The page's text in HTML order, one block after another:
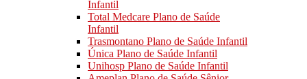
Infantil
Total Medcare Plano de Saúde
Infantil
Trasmontano Plano de Saúde Infantil
Única Plano de Saúde Infantil
Unihosp Plano de Saúde Infantil